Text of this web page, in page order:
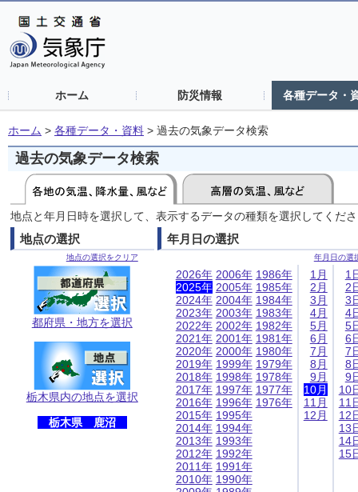
ホーム 防災情報 各種データ・
ホーム > 各種データ・資料 > 過去の気象データ検索
過去の気象データ検索
地点と年月日時を選択して、表示するデータの種類を選択してくだ
地点の選択
地点の選択をクリア
都府県・地方を選択
栃木県内の地点を選択
栃木県 鹿沼
年月日の選択
年月日の選
2026年
2025年
2024年
2023年
2022年
2021年
2020年
2019年
2018年
2017年
2016年
2015年
2014年
2013年
2012年
2011年
2010年
2006年
2005年
2004年
2003年
2002年
2001年
2000年
1999年
1998年
1997年
1996年
1995年
1994年
1993年
1992年
1991年
1990年
1986年
1985年
1984年
1983年
1982年
1981年
1980年
1979年
1978年
1977年
1976年
1月
2月
3月
4月
5月
6月
7月
8月
9月
10月
11月
12月
1
2
3
4
5
6
7
8
9
10
11
12
13
14
15